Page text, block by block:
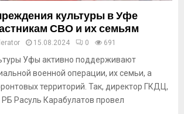
культуры в Уфе
СВО и их семьям
15.08.2024 0 691
Уфы активно поддерживают
военной операции, их семьи, а
территорий. Так, директор ГКДЦ,
Расуль Карабулатов провел